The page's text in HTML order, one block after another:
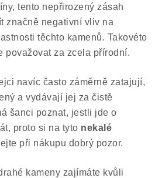
tento nepřirozený zásah
značně negativní vliv na
těchto kamenů. Takovéto
považovat za zcela přírodní.
navíc často záměrně zatajují,
a vydávají jej za čistě
šanci poznat, jestli jde o
proto si na tyto nekalé
při nákupu dobrý pozor.
kameny zajímáte kvůli